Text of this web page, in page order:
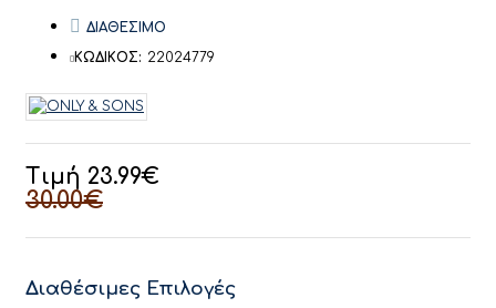
Τιμή 23.99€
30.00€
ΔΙΑΘΕΣΙΜΟ
ΚΩΔΙΚΟΣ: 22024779
Διαθέσιμες Επιλογές